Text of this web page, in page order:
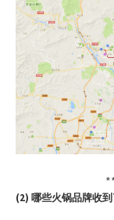
(2) 哪些火锅品牌收